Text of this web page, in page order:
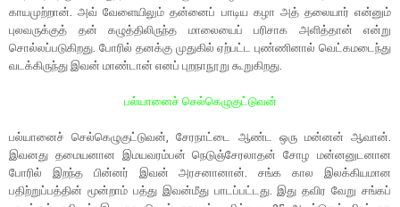
காயமுற்றான். அவ் வேளையிலும் தன்னைப் பாடிய கழா அத் தலையார் என்னும்
புலவருக்குத் தன் கழுத்திலிருந்த மாலையைப் பரிசாக அளித்தான் என்று
சொல்லப்படுகிறது. போரில் தனக்கு முதுகில் ஏற்பட்ட புண்ணினால் வெட்கமடைந்து
வடக்கிருந்து இவன் மாண்டான் எனப் புறநாநூறு கூறுகிறது.
பல்யானைச் செல்கெழுகுட்டுவன்
பல்யானைச் செல்கெழுகுட்டுவன், சேரநாட்டை ஆண்ட ஒரு மன்னன் ஆவான்.
இவனது தமையனான இமயவரம்பன் நெடுஞ்சேரலாதன் சோழ மன்னனுடனான
போரில் இறந்த பின்னர் இவன் அரசனானான். சங்க கால இலக்கியமான
பதிற்றுப்பத்தின் மூன்றாம் பத்து இவன்மீது பாடப்பட்டது. இது தவிர வேறு சங்கப்